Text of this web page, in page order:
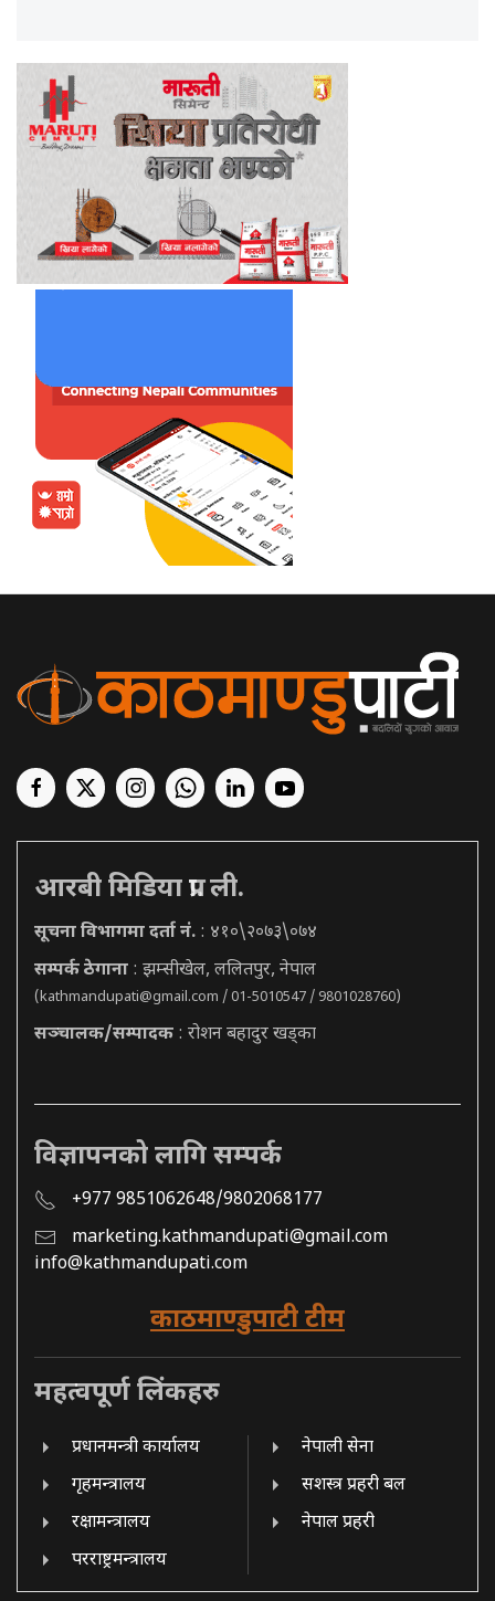
आरबी मिडिया प्रा. ली.
सूचना विभागमा दर्ता नं. : ४१०\२०७३\०७४
सम्पर्क ठेगाना : झम्सीखेल, ललितपुर, नेपाल
(kathmandupati@gmail.com / 01-5010547 / 9801028760)
सञ्चालक/सम्पादक : रोशन बहादुर खड्का
विज्ञापनको लागि सम्पर्क
+977 9851062648/9802068177
marketing.kathmandupati@gmail.com
info@kathmandupati.com
काठमाण्डुपाटी टीम
महत्वपूर्ण लिंकहरु
प्रधानमन्त्री कार्यालय
गृहमन्त्रालय
रक्षामन्त्रालय
परराष्ट्रमन्त्रालय
नेपाली सेना
सशस्त्र प्रहरी बल
नेपाल प्रहरी